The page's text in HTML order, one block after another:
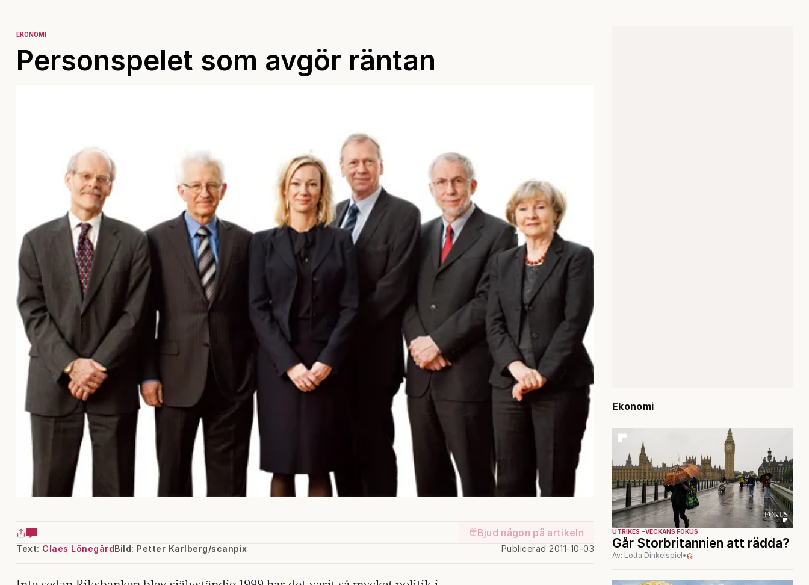
EKONOMI
Personspelet som avgör räntan
Bjud någon på artikeln
Text: Claes Lönegård Publicerad 2011-10-03
Bild: Petter Karlberg/scanpix
Ekonomi
UTRIKES VECKANS FOKUS
Går Storbritannien att rädda?
Av: Lotta Dinkelspiel•